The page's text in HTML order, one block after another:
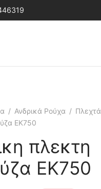
/ Ανδρικά Ρούχα / Πλεχτά
EK750
πλεκτη
EK750